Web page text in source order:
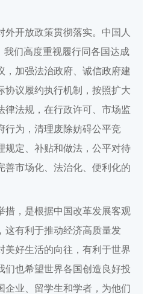
外开放政策贯彻落实。中国人
我们高度重视履行同各国达成
，加强法治政府、诚信政府建
协议履约执行机制，按照扩大
律法规，在行政许可、市场监
行为，清理废除妨碍公平竞
规定、补贴和做法，公平对待
善市场化、法治化、便利化的
措，是根据中国改革发展客观
这有利于推动经济高质量发
美好生活的向往，有利于世界
们也希望世界各国创造良好投
企业、留学生和学者，为他们